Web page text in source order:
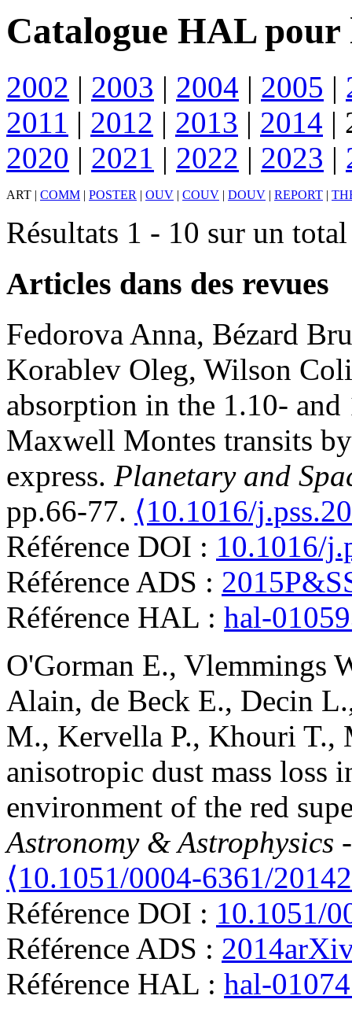
Catalogue HAL pour
2002 | 2003 | 2004 | 2005 |
2011 | 2012 | 2013 | 2014 |
2020 | 2021 | 2022 | 2023 |
ART | COMM | POSTER | OUV | COUV | DOUV | REPORT |
Résultats 1 - 10 sur un
Articles dans des revues
Fedorova Anna, Bézard
Korablev Oleg, Wilson
absorption in the 1.10-
Maxwell Montes transits
express. Planetary and
pp.66-77. ⟨10.1016/
Référence DOI : 10.1016/
Référence ADS :
Référence HAL : hal-
O'Gorman E., Vlemmings
Alain, de Beck E., Decin L.
M., Kervella P., Khouri T.,
anisotropic dust mass loss
environment of the red
Astronomy & Astrophysics
⟨10.1051/0004-6361/
Référence DOI : 10.1051/
Référence ADS :
Référence HAL : hal-